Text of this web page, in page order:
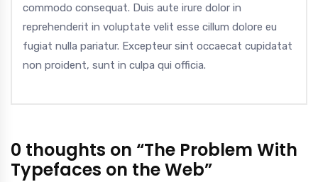
commodo consequat. Duis aute irure dolor in
reprehenderit in voluptate velit esse cillum dolore eu
fugiat nulla pariatur. Excepteur sint occaecat cupidatat
non proident, sunt in culpa qui officia.
0 thoughts on “The Problem With
Typefaces on the Web”